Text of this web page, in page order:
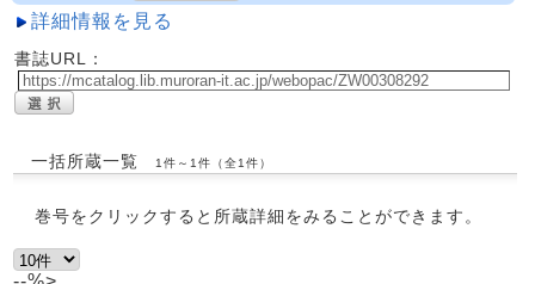
詳細情報を見る
書誌URL：
一括所蔵一覧 1件～1件（全1件）
巻号をクリックすると所蔵詳細をみることができます。